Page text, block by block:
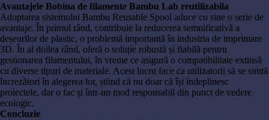
Avantajele Bobina de filamente Bambu Lab reutilizabila
Adoptarea sistemului Bambu Reusable Spool aduce cu sine o serie de
avantaje. În primul rând, contribuie la reducerea semnificativă a
deșeurilor de plastic, o problemă importantă în industria de imprimare
3D. În al doilea rând, oferă o soluție robustă și fiabilă pentru
gestionarea filamentului, în vreme ce asigură o compatibilitate extinsă
cu diverse tipuri de materiale. Acest lucru face ca utilizatorii să se simtă
încrezători în alegerea lor, știind că nu doar că își îndeplinesc
proiectele, dar o fac și într-un mod responsabil din punct de vedere
ecologic.
Concluzie